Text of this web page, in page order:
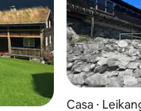
Casa ⋅